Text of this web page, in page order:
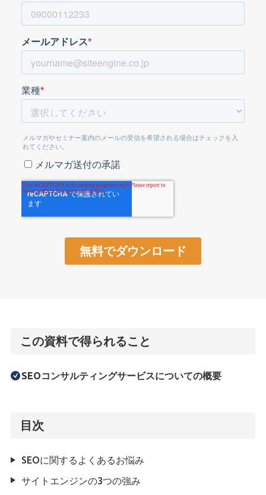
この資料で得られること
SEOコンサルティングサービスについての概要
目次
SEOに関するよくあるお悩み
サイトエンジンの3つの強み